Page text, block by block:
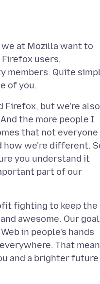
we at Mozilla want to
users,
members. Quite
Firefox, but we're
the more people I
that not everyone
how we're different.
you understand it
part of our
fighting to keep the
awesome. Our goal
in people's hands
That
and a brighter future